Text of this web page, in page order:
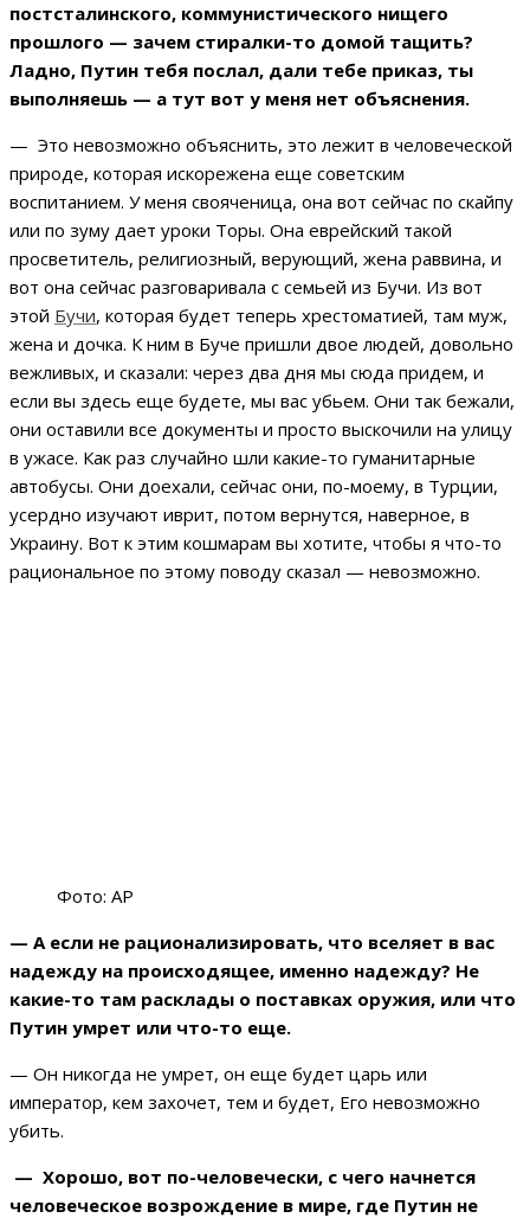
постсталинского, коммунистического нищего
прошлого — зачем стиралки-то домой тащить?
Ладно, Путин тебя послал, дали тебе приказ, ты
выполняешь — а тут вот у меня нет объяснения.
— Это невозможно объяснить, это лежит в человеческой
природе, которая искорежена еще советским
воспитанием. У меня свояченица, она вот сейчас по скайпу
или по зуму дает уроки Торы. Она еврейский такой
просветитель, религиозный, верующий, жена раввина, и
вот она сейчас разговаривала с семьей из Бучи. Из вот
этой Бучи, которая будет теперь хрестоматией, там муж,
жена и дочка. К ним в Буче пришли двое людей, довольно
вежливых, и сказали: через два дня мы сюда придем, и
если вы здесь еще будете, мы вас убьем. Они так бежали,
они оставили все документы и просто выскочили на улицу
в ужасе. Как раз случайно шли какие-то гуманитарные
автобусы. Они доехали, сейчас они, по-моему, в Турции,
усердно изучают иврит, потом вернутся, наверное, в
Украину. Вот к этим кошмарам вы хотите, чтобы я что-то
рациональное по этому поводу сказал — невозможно.
Фото: AP
— А если не рационализировать, что вселяет в вас
надежду на происходящее, именно надежду? Не
какие-то там расклады о поставках оружия, или что
Путин умрет или что-то еще.
— Он никогда не умрет, он еще будет царь или
император, кем захочет, тем и будет, Его невозможно
убить.
— Хорошо, вот по-человечески, с чего начнется
человеческое возрождение в мире, где Путин не